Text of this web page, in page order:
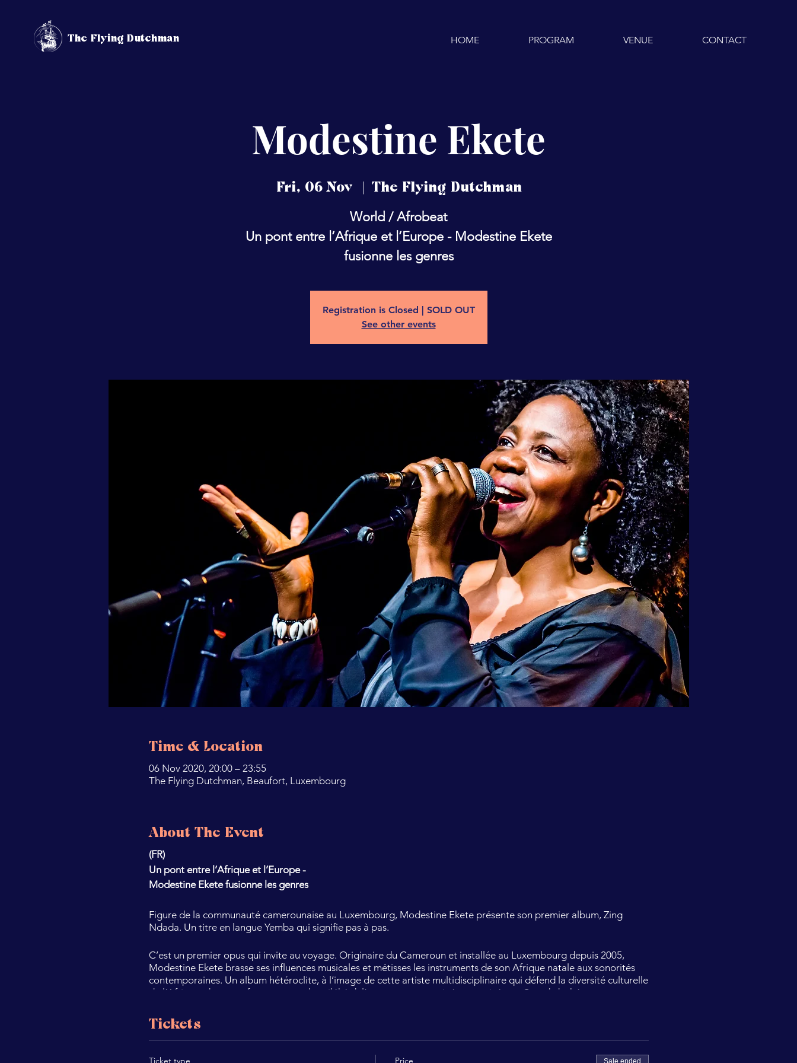
Modestine Ekete
Fri, 06 Nov
  |
The Flying Dutchman
World / Afrobeat
Un pont entre l’Afrique et l’Europe - Modestine Ekete
fusionne les genres
Registration is Closed | SOLD OUT
See other events
Time & Location
06 Nov 2020, 20:00 – 23:55
The Flying Dutchman, Beaufort, Luxembourg
About The Event
(FR)
Un pont entre l’Afrique et l’Europe -
Modestine Ekete fusionne les genres
Figure de la communauté camerounaise au Luxembourg, Modestine Ekete présente son premier album, Zing
Ndada. Un titre en langue Yemba qui signifie pas à pas.
C’est un premier opus qui invite au voyage. Originaire du Cameroun et installée au Luxembourg depuis 2005,
Modestine Ekete brasse ses influences musicales et métisses les instruments de son Afrique natale aux sonorités
contemporaines. Un album hétéroclite, à l’image de cette artiste multidisciplinaire qui défend la diversité culturelle
de l’Afrique, de son enfance en pays bamiléké del’ouest camerounais à son arrivée au Grand-duché.
Chanteuse, comédienne, chorégraphe, Modestine jongle avec les arts comme d’autres manipulent des massues.
Plus qu’un album de world music, Zing Ndada est une oeuvre à la fois sociale, artistique et spirituelle. Sur scène,
droits des femmes, de la protection de l’enfance, del’intégration des jeunes ou plus simplement de l’Amour.
Tickets
Ticket type Price Sale ended
The Flying Dutchman HOME PROGRAM VENUE CONTACT